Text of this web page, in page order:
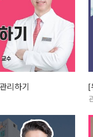
리하기 [